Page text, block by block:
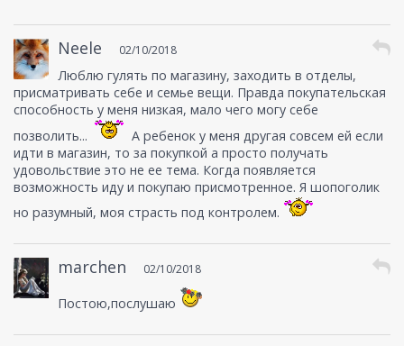
Neele 02/10/2018
Люблю гулять по магазину, заходить в отделы,
присматривать себе и семье вещи. Правда покупательская
способность у меня низкая, мало чего могу себе
позволить...
А ребенок у меня другая совсем ей если
идти в магазин, то за покупкой а просто получать
удовольствие это не ее тема. Когда появляется
возможность иду и покупаю присмотренное. Я шопоголик
но разумный, моя страсть под контролем.
marchen 02/10/2018
Постою,послушаю